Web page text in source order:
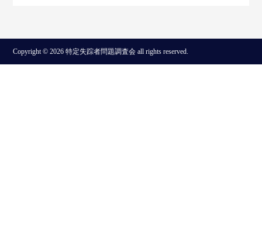
Copyright © 2026 特定失踪者問題調査会 all rights reserved.